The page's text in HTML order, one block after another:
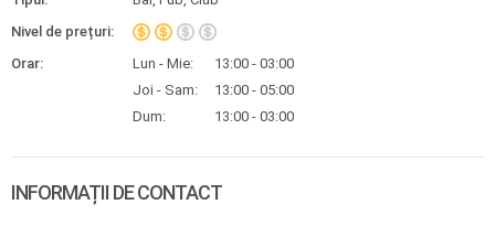
Nivel de prețuri:
Orar:
Lun - Mie:
13:00 - 03:00
Joi - Sam:
13:00 - 05:00
Dum:
13:00 - 03:00
INFORMAȚII DE CONTACT